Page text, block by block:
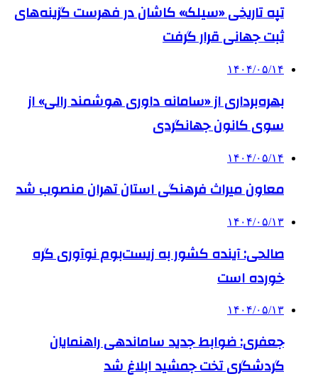
تپه تاریخی «سیلک» کاشان در فهرست گزینه‌های
ثبت جهانی قرار گرفت
۱۴۰۴/۰۵/۱۴
بهره‌برداری از «سامانه داوری هوشمند رالی» از
سوی کانون جهانگردی
۱۴۰۴/۰۵/۱۴
معاون میراث فرهنگی استان تهران منصوب شد
۱۴۰۴/۰۵/۱۳
صالحی: آینده کشور به زیست‌بوم نوآوری گره
خورده است
۱۴۰۴/۰۵/۱۳
جعفری: ضوابط جدید ساماندهی راهنمایان
گردشگری تخت جمشید ابلاغ شد